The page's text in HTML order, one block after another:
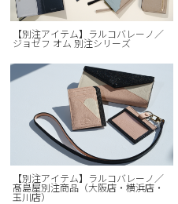
【別注アイテム】ラルコバレーノ／
ジョゼフ オム 別注シリーズ
【別注アイテム】ラルコバレーノ／
髙島屋別注商品（大阪店・横浜店・
玉川店）